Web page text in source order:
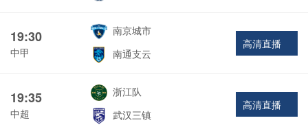
19:30
中甲
南京城市
南通支云
高清直播
19:35
中超
浙江队
武汉三镇
高清直播